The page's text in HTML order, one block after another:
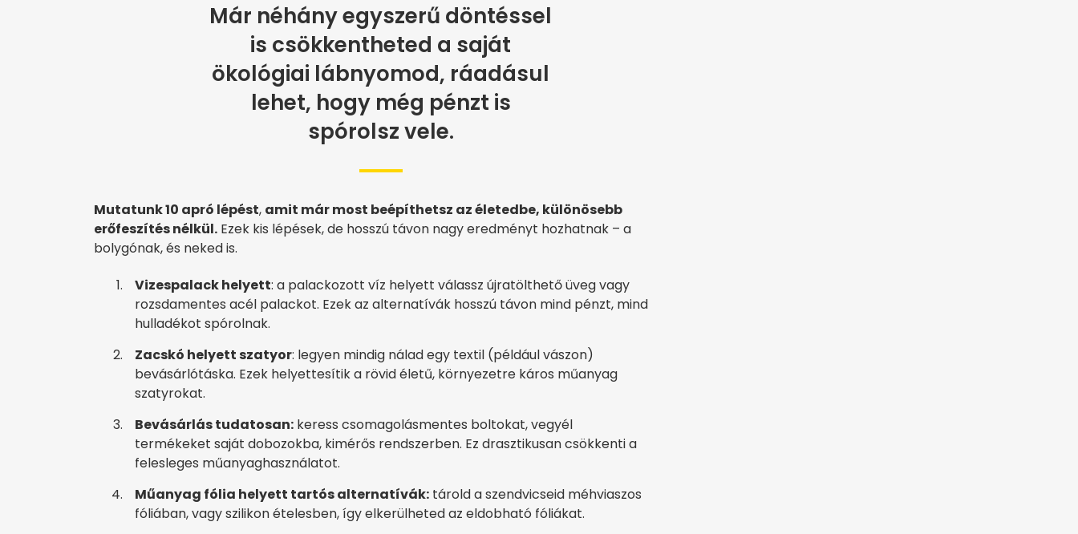
Már néhány egyszerű döntéssel
is csökkentheted a saját
ökológiai lábnyomod, ráadásul
lehet, hogy még pénzt is
spórolsz vele.
Mutatunk 10 apró lépést, amit már most beépíthetsz az életedbe, különösebb
erőfeszítés nélkül. Ezek kis lépések, de hosszú távon nagy eredményt hozhatnak – a
bolygónak, és neked is.
Vizespalack helyett: a palackozott víz helyett válassz újratölthető üveg vagy
rozsdamentes acél palackot. Ezek az alternatívák hosszú távon mind pénzt, mind
hulladékot spórolnak.
Zacskó helyett szatyor: legyen mindig nálad egy textil (például vászon)
bevásárlótáska. Ezek helyettesítik a rövid életű, környezetre káros műanyag
szatyrokat.
Bevásárlás tudatosan: keress csomagolásmentes boltokat, vegyél
termékeket saját dobozokba, kimérős rendszerben. Ez drasztikusan csökkenti a
felesleges műanyaghasználatot.
Műanyag fólia helyett tartós alternatívák: tárold a szendvicseid méhviaszos
fóliában, vagy szilikon ételesben, így elkerülheted az eldobható fóliákat.